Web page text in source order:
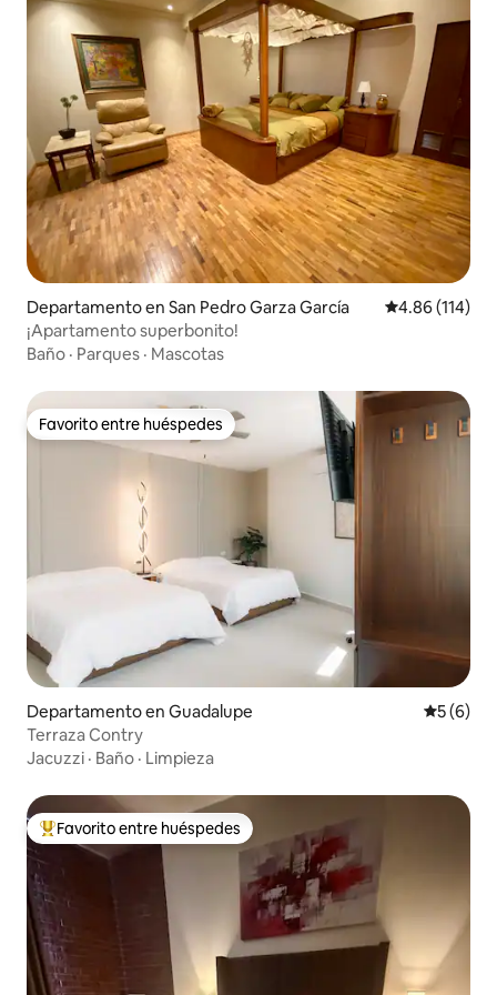
Departamento en San Pedro Garza García Calificación
4.86 (114)
¡Apartamento superbonito!
Baño · Parques · Mascotas
Favorito entre huéspedes
Favorito entre huéspedes
Departamento en Guadalupe
5 (6)
Terraza Contry
Jacuzzi · Baño · Limpieza
De los mejores en Favorito entre huéspedes
Favorito entre huéspedes